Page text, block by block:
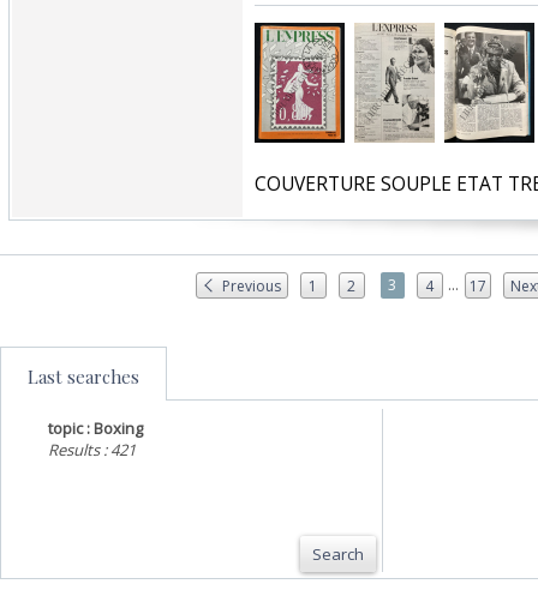
‎COUVERTURE SOUPLE ETAT
Previous 1 2 3 4 ... 17
Last searches
topic : Boxing
Results : 421
Search